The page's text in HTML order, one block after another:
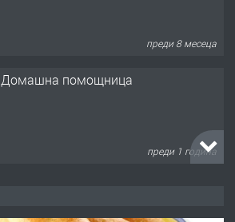
преди 8 месеца
Домашна помощница
преди 1 година